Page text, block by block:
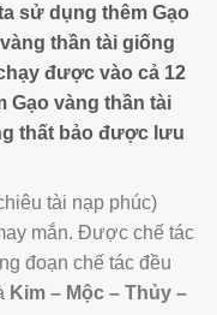
sử dụng thêm Gạo
thần tài giống
được vào cả 12
Gạo vàng thần tài
thất bảo được lưu
tài nạp phúc)
mắn. Được chế tác
đoạn chế tác đều
Kim – Mộc – Thủy –